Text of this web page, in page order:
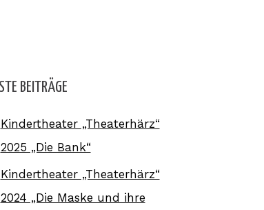
BEITRÄGE
Kindertheater „Theaterhärz“
2025 „Die Bank“
Kindertheater „Theaterhärz“
2024 „Die Maske und ihre